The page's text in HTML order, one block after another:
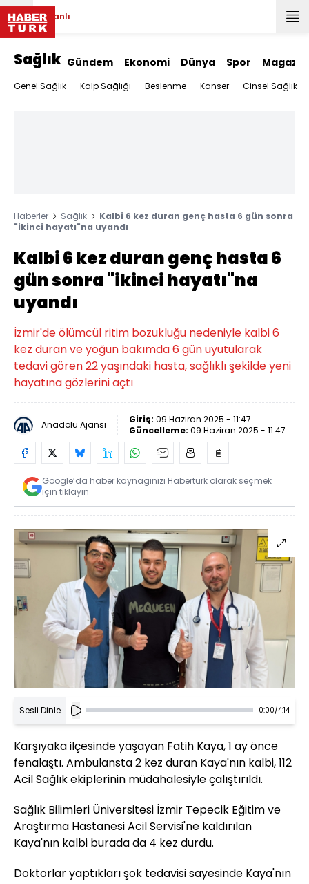
Canlı
Sağlık Gündem Ekonomi Dünya Spor Magazin
Genel Sağlık Kalp Sağlığı Beslenme Kanser Cinsel Sağlık
Haberler Sağlık
Kalbi 6 kez duran genç hasta 6 gün sonra
"ikinci hayatı"na uyandı
Kalbi 6 kez duran genç hasta 6
gün sonra "ikinci hayatı"na
uyandı
İzmir'de ölümcül ritim bozukluğu nedeniyle kalbi 6
kez duran ve yoğun bakımda 6 gün uyutularak
tedavi gören 22 yaşındaki hasta, sağlıklı şekilde yeni
hayatına gözlerini açtı
Anadolu Ajansı Giriş: 09 Haziran 2025 - 11:47
Güncelleme: 09 Haziran 2025 - 11:47
Google’da haber kaynağınızı Habertürk olarak seçmek
için tıklayın
Sesli Dinle 0:00/4:14
Karşıyaka ilçesinde yaşayan Fatih Kaya, 1 ay önce
fenalaştı. Ambulansta 2 kez duran Kaya'nın kalbi, 112
Acil Sağlık ekiplerinin müdahalesiyle çalıştırıldı.
Sağlık Bilimleri Üniversitesi İzmir Tepecik Eğitim ve
Araştırma Hastanesi Acil Servisi'ne kaldırılan
Kaya'nın kalbi burada da 4 kez durdu.
Doktorlar yaptıkları şok tedavisi sayesinde Kaya'nın